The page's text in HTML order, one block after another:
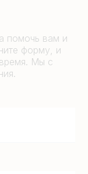
помочь вам и
форму, и
Мы с